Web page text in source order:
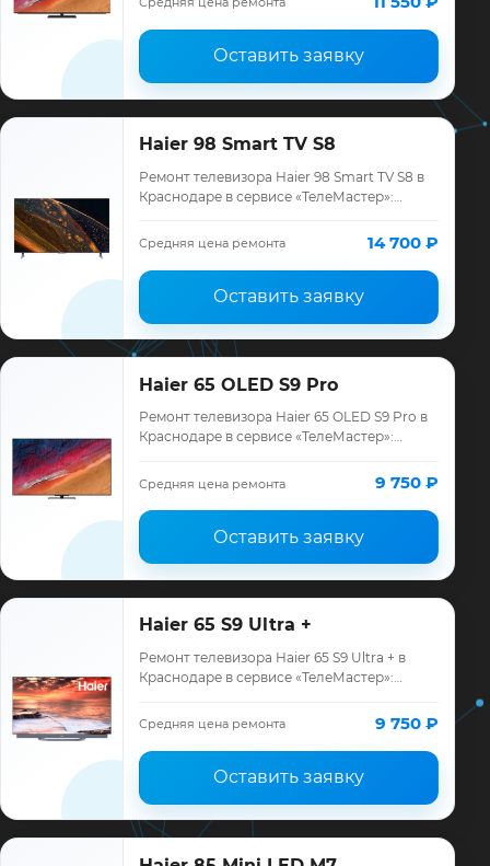
Оставить заявку
Haier 98 Smart TV S8
Ремонт телевизора Haier 98 Smart TV S8 в
Краснодаре в сервисе «ТелеМастер»:
ремонта, запчасти и гарантия до 12
месяцев.
Средняя цена ремонта 14 700 ₽
Оставить заявку
Haier 65 OLED S9 Pro
Ремонт телевизора Haier 65 OLED S9 Pro в
Краснодаре в сервисе «ТелеМастер»:
ремонта, запчасти и гарантия до 12
месяцев.
Средняя цена ремонта 9 750 ₽
Оставить заявку
Haier 65 S9 Ultra +
Ремонт телевизора Haier 65 S9 Ultra + в
Краснодаре в сервисе «ТелеМастер»:
ремонта, запчасти и гарантия до 12
месяцев.
Средняя цена ремонта 9 750 ₽
Оставить заявку